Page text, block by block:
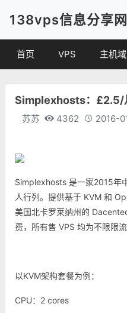
138vps信息分享网
首页 VPS
便宜VPS
VPS评测
主机
虚拟主
Simplexhosts：£2.5/
苏苏 4362 2016-
Simplexhosts 是一家2015年
人行列。提供基于 KVM 和
美国北卡罗莱纳州的
费，所有售 VPS 均为不限限流
以KVM架构套餐为例：
CPU：2 cores